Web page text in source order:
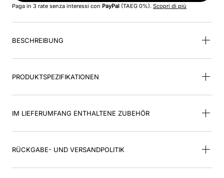
9.kep nero
10.kep cromo
Paga in 3 rate senza interessi con PayPal (TAEG 0%). Scopri di più
BESCHREIBUNG
PRODUKTSPEZIFIKATIONEN
IM LIEFERUMFANG ENTHALTENE ZUBEHÖR
RÜCKGABE- UND VERSANDPOLITIK